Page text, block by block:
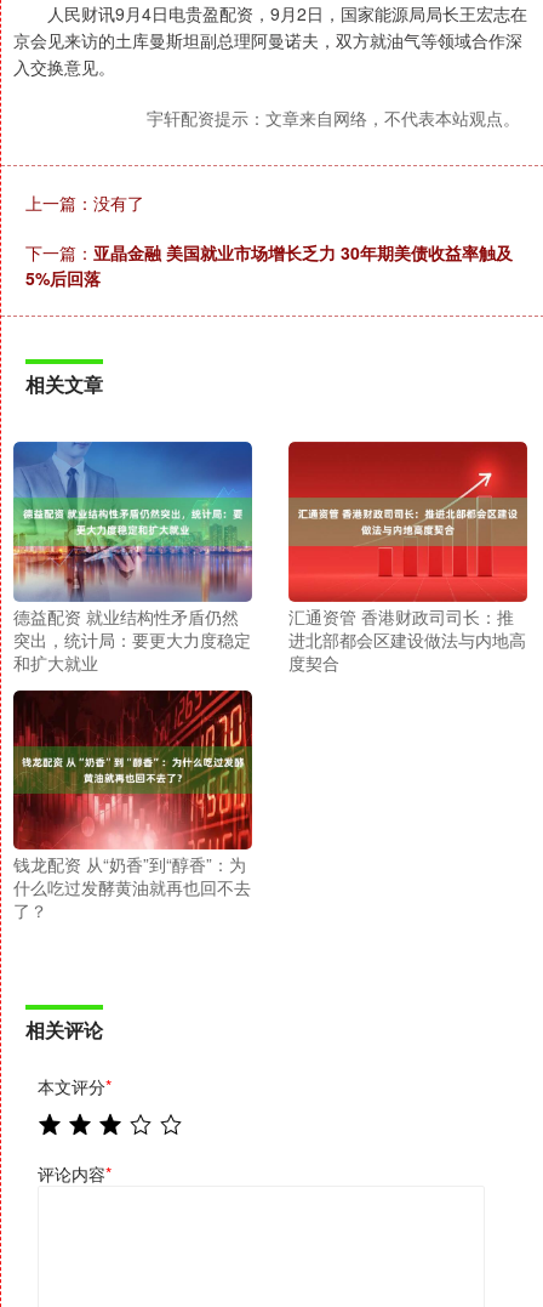
人民财讯9月4日电贵盈配资，9月2日，国家能源局局长王宏志在
京会见来访的土库曼斯坦副总理阿曼诺夫，双方就油气等领域合作深
入交换意见。
宇轩配资提示：文章来自网络，不代表本站观点。
上一篇：没有了
下一篇： 亚晶金融 美国就业市场增长乏力 30年期美债收益率触及
5%后回落
相关文章
德益配资 就业结构性矛盾仍然
突出，统计局：要更大力度稳定
和扩大就业
汇通资管 香港财政司司长：推
进北部都会区建设做法与内地高
度契合
钱龙配资 从“奶香”到“醇香”：为
什么吃过发酵黄油就再也回不去
了？
相关评论
本文评分*
评论内容*